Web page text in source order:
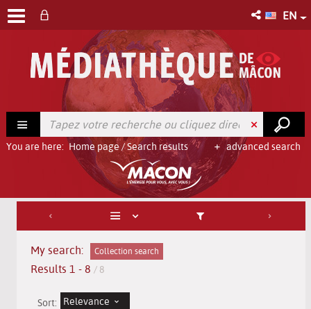
EN
advanced search
You are here: Home page/Search results
My search: Collection search
Results 1 - 8 / 8
Sort: Relevance